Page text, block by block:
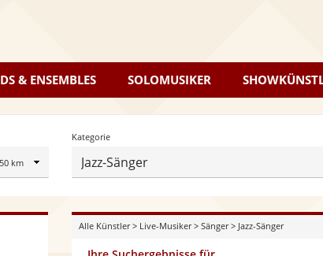
& ENSEMBLES SOLOMUSIKER
Ort
Events
festlegen
Kategorie
Jazz-Sänger
Alle Künstler> Live-Musiker> Sänger> Jazz-Sänger